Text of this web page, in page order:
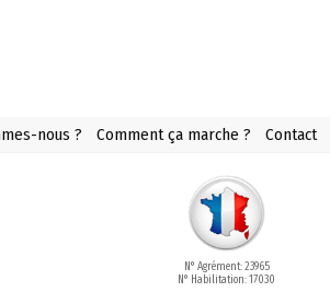
nous ? Comment ça marche ? Contact
N° Agrément: 23965
N° Habilitation: 17030